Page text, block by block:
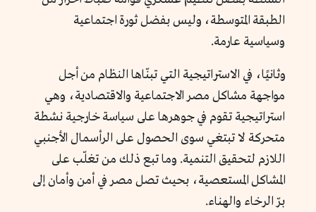
الطبقة المتوسطة، وليس بفضل ثورة اجتماعية
وسياسية عارمة.
وثانيًا، في الاستراتيجية التي تبنّاها النظام من أجل
مواجهة مشاكل مصر الاجتماعية والاقتصادية، وهي
استراتيجية تقوم في جوهرها على سياسة خارجية نشطة
متحركة لا تبتغي سوى الحصول على الرأسمال الأجنبي
اللازم لتحقيق التنمية. وما تبع ذلك من تغلّب على
المشاكل المستعصية، بحيث تصل مصر في أمن وأمان إلى
برّ الرخاء والهناء.